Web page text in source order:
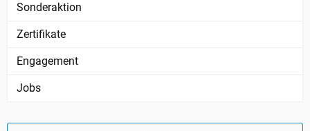
Sonderaktion
Zertifikate
Engagement
Jobs